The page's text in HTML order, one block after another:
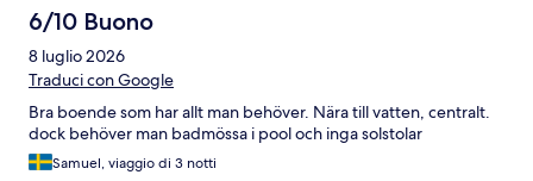
6/10 Buono
8 luglio 2026
Traduci con Google
Bra boende som har allt man behöver. Nära till vatten, centralt.
dock behöver man badmössa i pool och inga solstolar
Samuel, viaggio di 3 notti